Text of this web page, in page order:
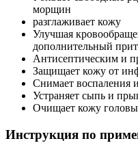
морщин
разглаживает кожу
Улучшая
дополнительный
Антисептическим и
Защищает кожу от
Снимает воспаления
Устраняет сыпь и
Очищает кожу головы
Инструкция по